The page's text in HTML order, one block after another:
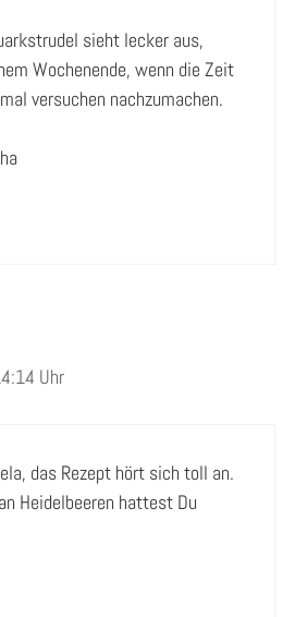
sieht lecker aus,
Wochenende, wenn die Zeit
versuchen nachzumachen.
Uhr
das Rezept hört sich toll an.
Heidelbeeren hattest Du